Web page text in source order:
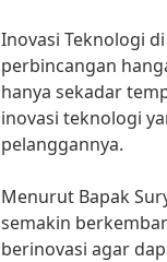
Inovasi Teknologi
perbincangan
hanya sekadar
inovasi teknologi
pelanggannya.
Menurut Bapak
semakin
berinovasi agar